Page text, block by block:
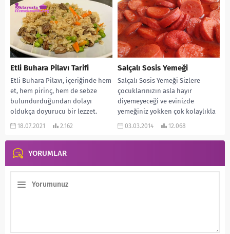
tekniklere sahiptir....
Etli Buhara Pilavı Tarifi
Etli Buhara Pilavı, içeriğinde hem
et, hem pirinç, hem de sebze
bulundurduğundan dolayı
oldukça doyurucu bir lezzet.
Üstelik yapılışı da...
18.07.2021 2.162
Salçalı Sosis Yemeği
Salçalı Sosis Yemeği Sizlere
çocuklarınızın asla hayır
diyemeyeceği ve evinizde
yemeğiniz yokken çok kolaylıkla
yapabileceğiniz harika bir tarif
03.03.2014 12.068
YORUMLAR